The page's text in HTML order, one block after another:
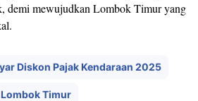
demi mewujudkan Lombok Timur yang
Diskon Pajak Kendaraan 2025
Timur